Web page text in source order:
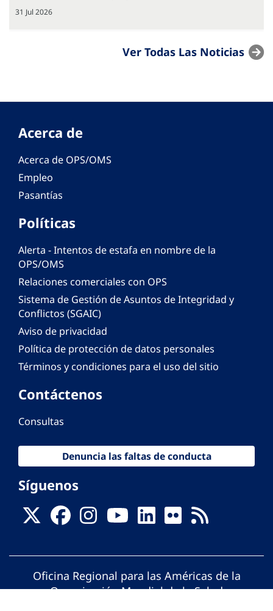
31 Jul 2026
Ver Todas Las Noticias
Acerca de
Acerca de OPS/OMS
Empleo
Pasantías
Políticas
Alerta - Intentos de estafa en nombre de la
OPS/OMS
Relaciones comerciales con OPS
Sistema de Gestión de Asuntos de Integridad y
Conflictos (SGAIC)
Aviso de privacidad
Política de protección de datos personales
Términos y condiciones para el uso del sitio
Contáctenos
Consultas
Denuncia las faltas de conducta
Síguenos
Oficina Regional para las Américas de la
Organización Mundial de la Salud